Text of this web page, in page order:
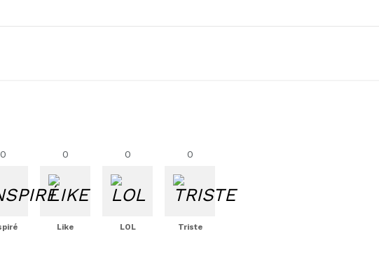
0 0
Like
0
LOL
0
Triste